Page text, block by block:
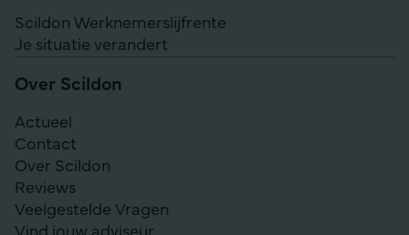
Scildon Werknemerslijfrente
Je situatie verandert
Over Scildon
Actueel
Contact
Over Scildon
Reviews
Veelgestelde Vragen